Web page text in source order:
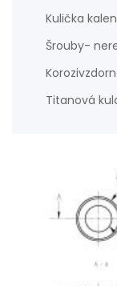
Kulička
Šrouby-
Titanová